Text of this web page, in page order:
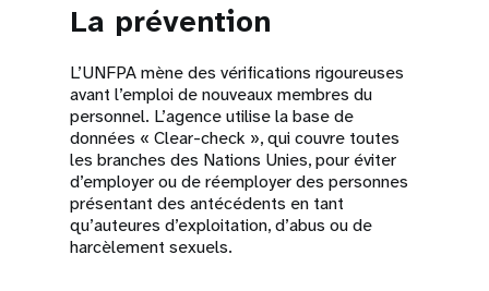
La prévention
L’UNFPA mène des vérifications rigoureuses
avant l’emploi de nouveaux membres du
personnel. L’agence utilise la base de
données « Clear-check », qui couvre toutes
les branches des Nations Unies, pour éviter
d’employer ou de réemployer des personnes
présentant des antécédents en tant
qu’auteures d’exploitation, d’abus ou de
harcèlement sexuels.